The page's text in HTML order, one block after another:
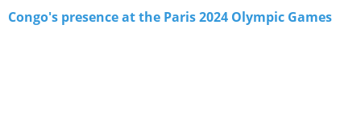
Congo's presence at the Paris 2024 Olympic Games